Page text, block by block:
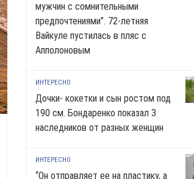
мужчин с сомнительными
предпочтениями”. 72-летняя
Вайкуле пустилась в пляс с
Апполоновым
ИНТЕРЕСНО
Дочки- кокетки и сын ростом под
190 см. Бондаренко показал 3
наследников от разных женщин
ИНТЕРЕСНО
“Он отправляет ее на пластику, а